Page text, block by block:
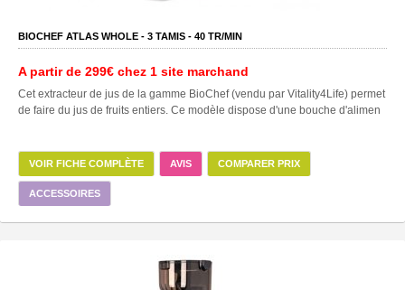
BIOCHEF ATLAS WHOLE - 3 TAMIS - 40 TR/MIN
A partir de 299€ chez 1 site marchand
Cet extracteur de jus de la gamme BioChef (vendu par Vitality4Life) permet
de faire du jus de fruits entiers. Ce modèle dispose d'une bouche d'alimen
VOIR FICHE COMPLÈTE AVIS COMPARER PRIX
ACCESSOIRES